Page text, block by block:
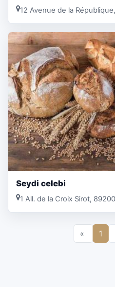
12 Avenue de la
Seydi celebi
1 All. de la Croix Sirot,
« 1